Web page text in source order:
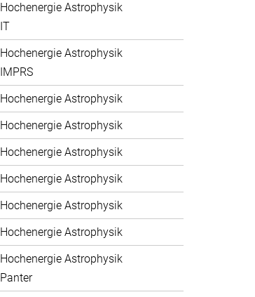
Hochenergie Astrophysik
IT
Hochenergie Astrophysik
IMPRS
Hochenergie Astrophysik
Hochenergie Astrophysik
Hochenergie Astrophysik
Hochenergie Astrophysik
Hochenergie Astrophysik
Hochenergie Astrophysik
Hochenergie Astrophysik
Panter